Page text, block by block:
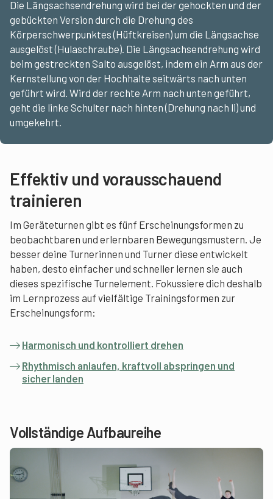
Die Längsachsendrehung wird bei der gehockten und der
gebückten Version durch die Drehung des
Körperschwerpunktes (Hüftkreisen) um die Längsachse
ausgelöst (Hulaschraube). Die Längsachsendrehung wird
beim gestreckten Salto ausgelöst, indem ein Arm aus der
Kernstellung von der Hochhalte seitwärts nach unten
geführt wird. Wird der rechte Arm nach unten geführt,
geht die linke Schulter nach hinten (Drehung nach li) und
umgekehrt.
Effektiv und vorausschauend
trainieren
Im Geräteturnen gibt es fünf Erscheinungsformen zu
beobachtbaren und erlernbaren Bewegungsmustern. Je
besser deine Turnerinnen und Turner diese entwickelt
haben, desto einfacher und schneller lernen sie auch
dieses spezifische Turnelement. Fokussiere dich deshalb
im Lernprozess auf vielfältige Trainingsformen zur
Erscheinungsform:
Harmonisch und kontrolliert drehen
Rhythmisch anlaufen, kraftvoll abspringen und
sicher landen
Vollständige Aufbaureihe